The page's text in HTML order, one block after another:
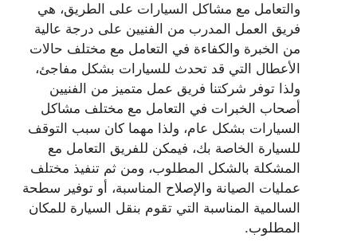
والتعامل مع مشاكل السيارات على الطريق، هي
فريق العمل المدرب من الفنيين على درجة عالية
من الخبرة والكفاءة في التعامل مع مختلف حالات
الأعطال التي قد تحدث للسيارات بشكل مفاجئ،
ولذا توفر شركتنا فريق عمل متميز من الفنيين
أصحاب الخبرات في التعامل مع مختلف مشاكل
السيارات بشكل عام، ولذا مهما كان سبب التوقف
للسيارة الخاصة بك، فيمكن للفريق التعامل مع
المشكلة بالشكل المطلوب، ومن ثم تنفيذ مختلف
عمليات الصيانة والإصلاح المناسبة، أو توفير سطحة
السالمية المناسبة التي تقوم بنقل السيارة للمكان
المطلوب.